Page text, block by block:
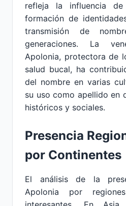
refleja la influencia
formación de
transmisión de
generaciones. La
Apolonia, protectora de
salud bucal, ha
del nombre en varias
su uso como apellido en
históricos y sociales.
Presencia
por Continentes
El análisis de la
Apolonia por